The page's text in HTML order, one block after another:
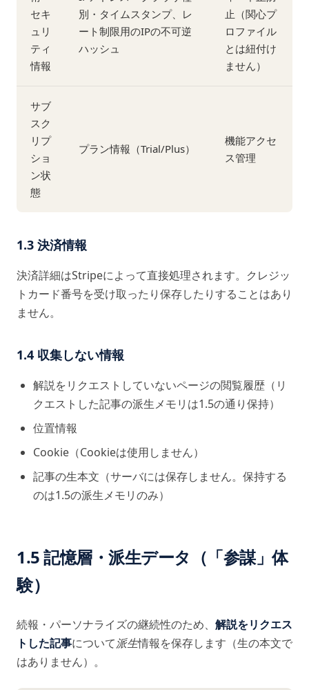
セキ
ュリ
ティ
情報
別・タイムスタンプ、レ
ート制限用のIPの不可逆
ハッシュ
止（関心プ
ロファイル
とは紐付け
ません）
サブ
スク
リプ
ショ
ン状
態
プラン情報（Trial/Plus）
機能アクセ
ス管理
1.3 決済情報
決済詳細はStripeによって直接処理されます。クレジッ
トカード番号を受け取ったり保存したりすることはあり
ません。
1.4 収集しない情報
解説をリクエストしていないページの閲覧履歴（リ
クエストした記事の派生メモリは1.5の通り保持）
位置情報
Cookie（Cookieは使用しません）
記事の生本文（サーバには保存しません。保持する
のは1.5の派生メモリのみ）
1.5 記憶層・派生データ（「参謀」体
験）
続報・パーソナライズの継続性のため、 解説をリクエス
トした記事について派生情報を保存します（生の本文で
はありません）。